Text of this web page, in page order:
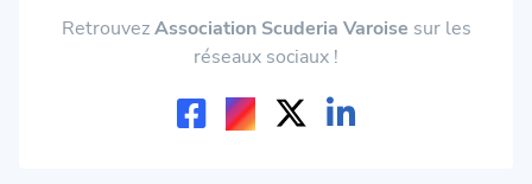
RetrouvezAssociation Scuderia Varoise sur les
réseaux sociaux !